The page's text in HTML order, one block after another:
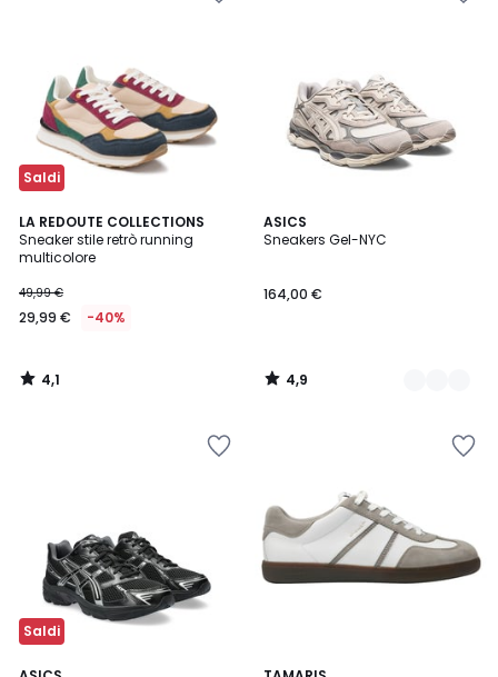
Saldi
LA REDOUTE COLLECTIONS
Sneaker stile retrò running
multicolore
49,99 €
29,99 € -40%
4,1
/ 5
4,1
/
ASICS
Sneakers Gel-NYC
164,00 €
4,9
/ 5
2
Colori
4,9
/
Saldi